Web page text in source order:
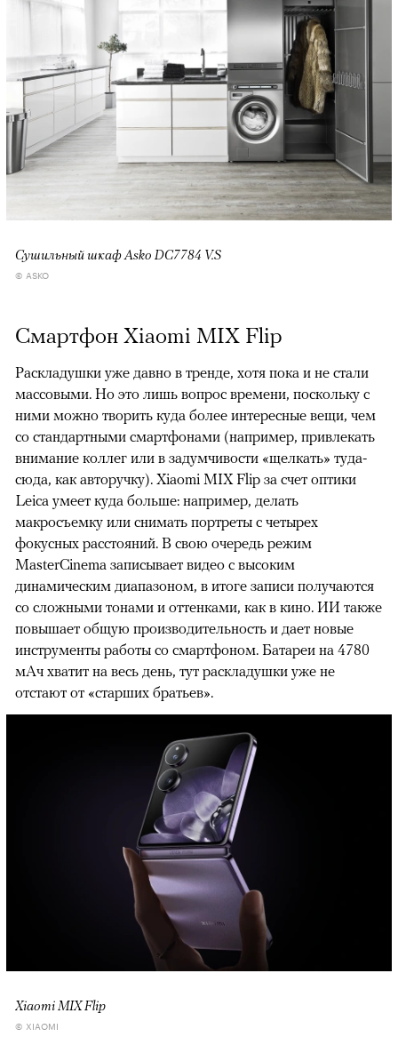
Сушильный шкаф Asko DC7784 V.S
© ASKO
Смартфон Xiaomi MIX Flip
Раскладушки уже давно в тренде, хотя пока и не стали
массовыми. Но это лишь вопрос времени, поскольку с
ними можно творить куда более интересные вещи, чем
со стандартными смартфонами (например, привлекать
внимание коллег или в задумчивости «щелкать» туда-
сюда, как авторучку). Xiaomi MIX Flip за счет оптики
Leica умеет куда больше: например, делать
макросъемку или снимать портреты с четырех
фокусных расстояний. В свою очередь режим
MasterCinema записывает видео с высоким
динамическим диапазоном, в итоге записи получаются
со сложными тонами и оттенками, как в кино. ИИ также
повышает общую производительность и дает новые
инструменты работы со смартфоном. Батареи на 4780
мАч хватит на весь день, тут раскладушки уже не
отстают от «старших братьев».
Xiaomi MIX Flip
© XIAOMI